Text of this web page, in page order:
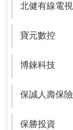
北健有線電視
寶元數控
博錸科技
保誠人壽保險
保勝投資